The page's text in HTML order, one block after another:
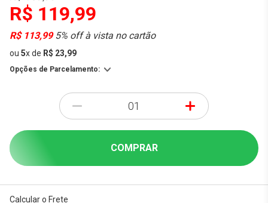
R$ 119,99
R$ 113,995% off à vista no cartão
ou 5xde R$ 23,99
Opções de Parcelamento:
- +
COMPRAR
Calcular o Frete